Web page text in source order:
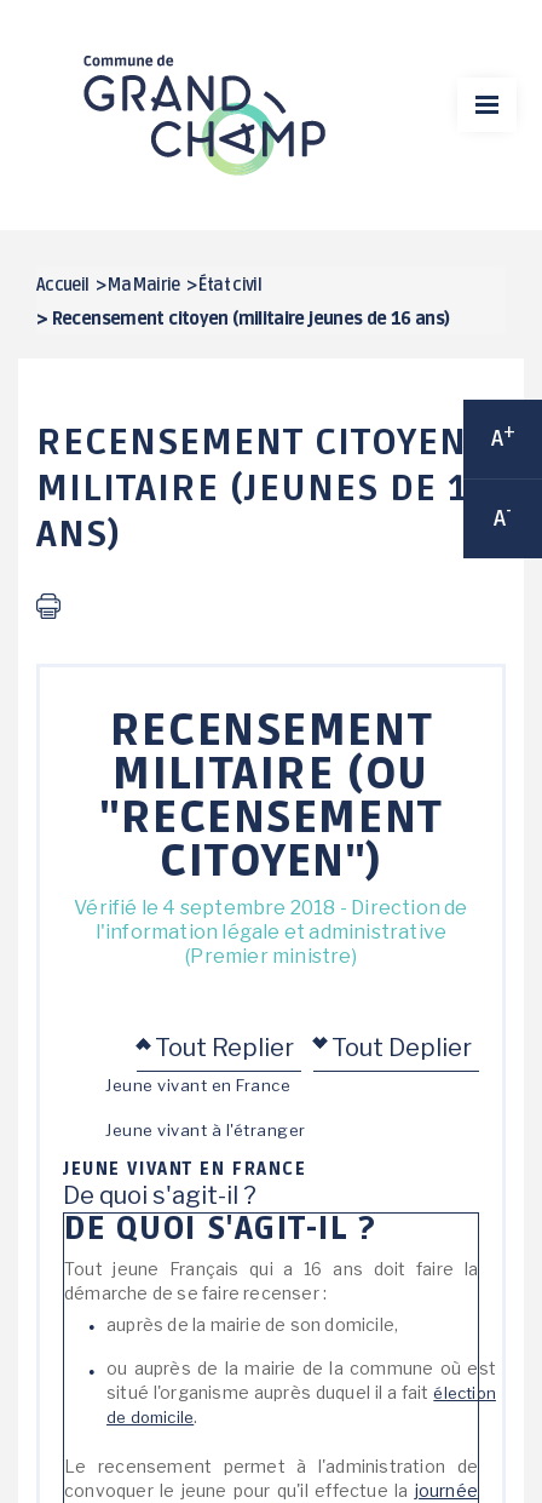
contenu
principal
MA MAIRIE
VIE ÉCONOMIQUE
SPORT
VIE ASSOCIATIVE / ANIMATIONS
ENFANCE / JEUNESSE
VIE SCOLAIRE
A+
A-
FIL
Accueil > Ma Mairie > État civil
> Recensement citoyen (militaire jeunes de 16 ans)
RECENSEMENT CITOYEN /
MILITAIRE (JEUNES DE 16
ANS)
RECENSEMENT
MILITAIRE (OU
"RECENSEMENT
CITOYEN")
Vérifié le 4 septembre 2018 - Direction de
l'information légale et administrative
(Premier ministre)
Tout Replier Tout Deplier
Jeune vivant en France
Jeune vivant à l'étranger
JEUNE VIVANT EN FRANCE
De quoi s'agit-il ?
DE QUOI S'AGIT-IL ?
Tout jeune Français qui a 16 ans doit faire la
démarche de se faire recenser :
auprès de la mairie de son domicile,
ou auprès de la mairie de la commune où est
situé l'organisme auprès duquel il a faitélection
de domicile.
Le recensement permet à l'administration de
convoquer le jeune pour qu'il effectue la journée